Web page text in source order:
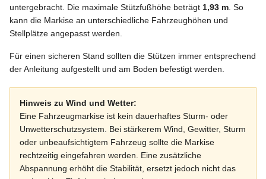
untergebracht. Die maximale Stützfußhöhe beträgt 1,93 m . So
kann die Markise an unterschiedliche Fahrzeughöhen und
Stellplätze angepasst werden.
Für einen sicheren Stand sollten die Stützen immer entsprechend
der Anleitung aufgestellt und am Boden befestigt werden.
Hinweis zu Wind und Wetter:
Eine Fahrzeugmarkise ist kein dauerhaftes Sturm- oder
Unwetterschutzsystem. Bei stärkerem Wind, Gewitter, Sturm
oder unbeaufsichtigtem Fahrzeug sollte die Markise
rechtzeitig eingefahren werden. Eine zusätzliche
Abspannung erhöht die Stabilität, ersetzt jedoch nicht das